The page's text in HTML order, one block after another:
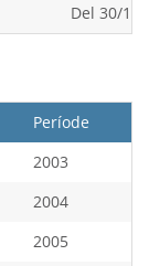
Del 30/
Període
2003
2004
2005